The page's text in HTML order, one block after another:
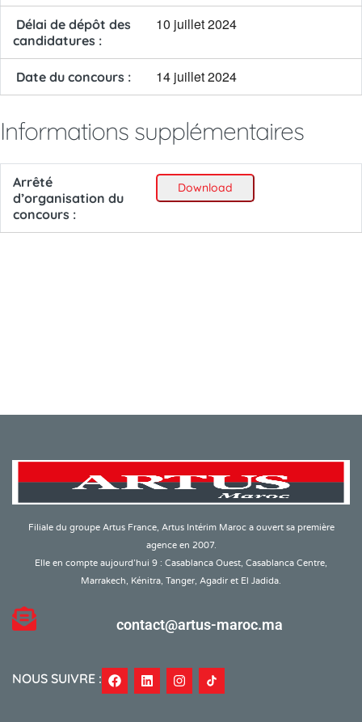
Délai de dépôt des
candidatures :
10 juillet 2024
Date du concours : 14 juillet 2024
Informations supplémentaires
Arrêté
d’organisation du
concours :
Download
Filiale du groupe Artus France, Artus Intérim Maroc a ouvert sa première
agence en 2007.
Elle en compte aujourd’hui 9 : Casablanca Ouest, Casablanca Centre,
Marrakech, Kénitra, Tanger, Agadir et El Jadida.
contact@artus-maroc.ma
NOUS SUIVRE :